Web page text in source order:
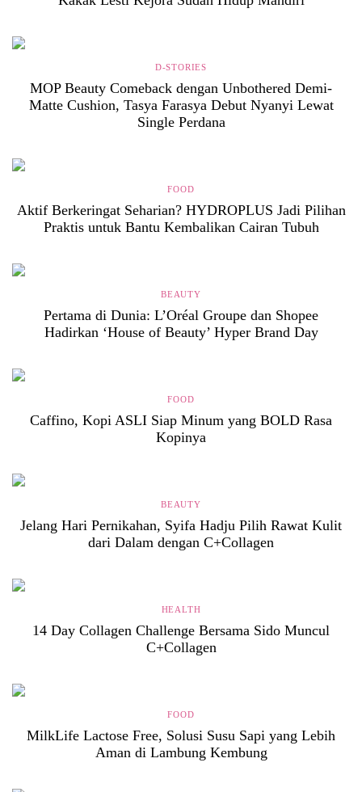
D-STORIES
MOP Beauty Comeback dengan Unbothered Demi-
Matte Cushion, Tasya Farasya Debut Nyanyi Lewat
Single Perdana
FOOD
Aktif Berkeringat Seharian? HYDROPLUS Jadi Pilihan
Praktis untuk Bantu Kembalikan Cairan Tubuh
BEAUTY
Pertama di Dunia: L’Oréal Groupe dan Shopee
Hadirkan ‘House of Beauty’ Hyper Brand Day
FOOD
Caffino, Kopi ASLI Siap Minum yang BOLD Rasa
Kopinya
BEAUTY
Jelang Hari Pernikahan, Syifa Hadju Pilih Rawat Kulit
dari Dalam dengan C+Collagen
HEALTH
14 Day Collagen Challenge Bersama Sido Muncul
C+Collagen
FOOD
MilkLife Lactose Free, Solusi Susu Sapi yang Lebih
Aman di Lambung Kembung